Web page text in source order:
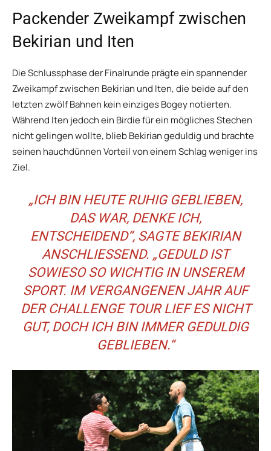
Packender Zweikampf zwischen
Bekirian und Iten
Die Schlussphase der Finalrunde prägte ein spannender
Zweikampf zwischen Bekirian und Iten, die beide auf den
letzten zwölf Bahnen kein einziges Bogey notierten.
Während Iten jedoch ein Birdie für ein mögliches Stechen
nicht gelingen wollte, blieb Bekirian geduldig und brachte
seinen hauchdünnen Vorteil von einem Schlag weniger ins
Ziel.
„ICH BIN HEUTE RUHIG GEBLIEBEN,
DAS WAR, DENKE ICH,
ENTSCHEIDEND“, SAGTE BEKIRIAN
ANSCHLIESSEND. „GEDULD IST S
OWIESO SO WICHTIG IN UNSEREM S
PORT. IM VERGANGENEN JAHR AUF D
ER CHALLENGE TOUR LIEF ES NICHT G
UT, DOCH ICH BIN IMMER GEDULDIG G
EBLIEBEN.“